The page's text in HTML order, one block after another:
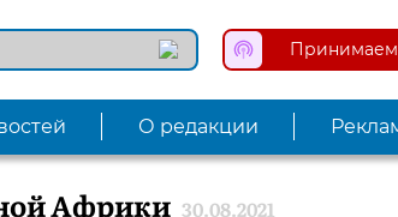
Принимаем
О редакции
Африки 30.08.2021